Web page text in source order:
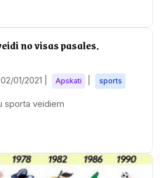
no visas pasales.
02/01/2021 Apskati sports
sporta veidiem